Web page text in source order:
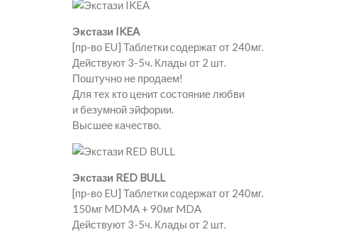
Экстази IKEA
[пр-во EU] Таблетки содержат от 240мг.
Действуют 3-5ч. Клады от 2 шт.
Поштучно не продаем!
Для тех кто ценит состояние любви
и безумной эйфории.
Высшее качество.
Экстази RED BULL
[пр-во EU] Таблетки содержат от 240мг.
150мг MDMA + 90мг MDA
Действуют 3-5ч. Клады от 2 шт.